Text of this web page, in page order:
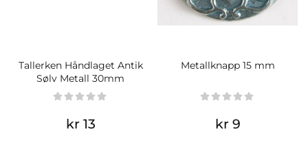
Tallerken Håndlaget Antik
Sølv Metall 30mm
kr 13
Metallknapp 15 mm
kr 9